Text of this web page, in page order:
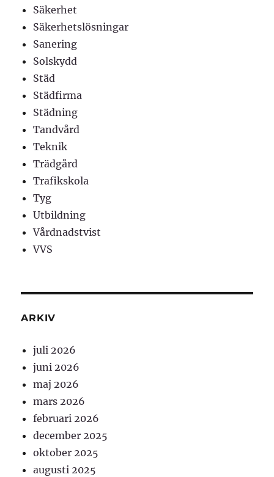
Säkerhet
Säkerhetslösningar
Sanering
Solskydd
Städ
Städfirma
Städning
Tandvård
Teknik
Trädgård
Trafikskola
Tyg
Utbildning
Vårdnadstvist
VVS
ARKIV
juli 2026
juni 2026
maj 2026
mars 2026
februari 2026
december 2025
oktober 2025
augusti 2025